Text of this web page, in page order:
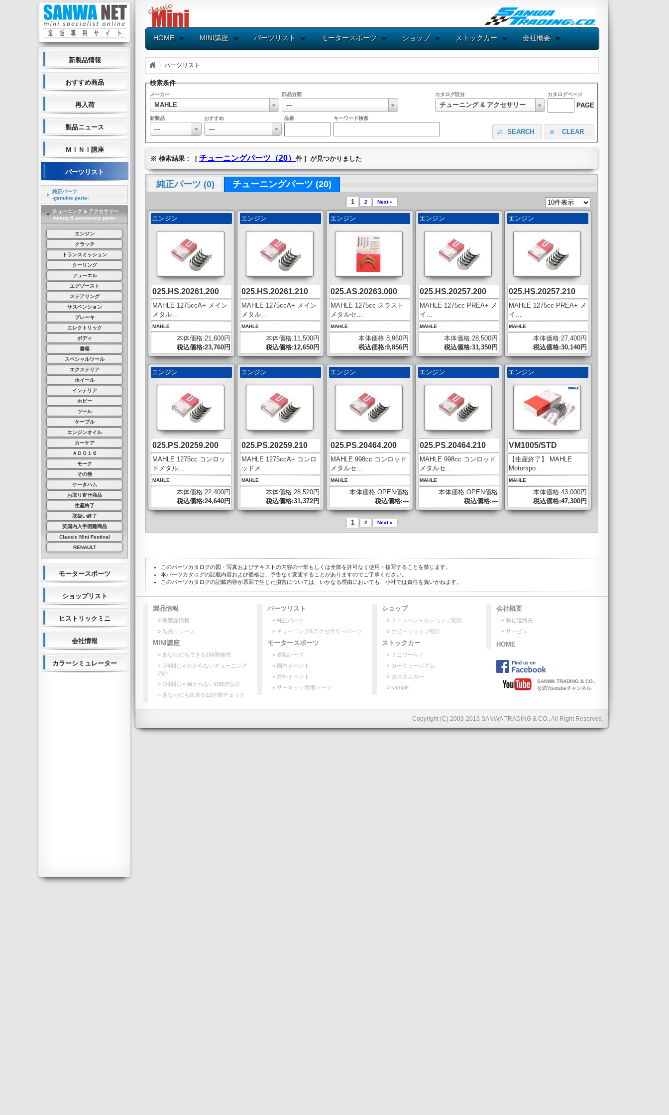
新製品情報
おすすめ商品
再入荷
製品ニュース
ＭＩＮＩ講座
パーツリスト
純正パーツ
-genuine parts-
チューニング & アクセサリー
-tuning & accessory parts-
エンジン
クラッチ
トランスミッション
クーリング
フューエル
エグゾースト
ステアリング
サスペンション
ブレーキ
エレクトリック
ボディ
書籍
スペシャルツール
エクステリア
ホイール
インテリア
ホビー
ツール
ケーブル
エンジンオイル
カーケア
ＡＤＯ１６
モーク
その他
ケータハム
お取り寄せ商品
生産終了
取扱い終了
英国内入手困難商品
Classic Mini Festival
RENAULT
モータースポーツ
ショップリスト
ヒストリックミニ
会社情報
カラーシミュレーター
HOME MINI講座 パーツリスト モータースポーツ ショップ ストックカー 会社概要
パーツリスト
検索条件
メーカー
MAHLE
部品分類
---
カタログページ
PAGE
カタログ区分
チューニング & アクセサリー
新製品
---
おすすめ
---
品番 キーワード検索
SEARCH CLEAR
※ 検索結果： [ チューニングパーツ（20） 件 ] が見つかりました
純正パーツ (0) チューニングパーツ (20)
1 2 Next »
エンジン
025.HS.20261.200
MAHLE 1275ccA+ メイン
メタル…
MAHLE
本体価格:21,600円
税込価格:23,760円
エンジン
025.HS.20261.210
MAHLE 1275ccA+ メイン
メタル…
MAHLE
本体価格:11,500円
税込価格:12,650円
エンジン
025.AS.20263.000
MAHLE 1275cc スラスト
メタルセ…
MAHLE
本体価格:8,960円
税込価格:9,856円
エンジン
025.HS.20257.200
MAHLE 1275cc PREA+ メ
イ…
MAHLE
本体価格:28,500円
税込価格:31,350円
エンジン
025.HS.20257.210
MAHLE 1275cc PREA+ メ
イ…
MAHLE
本体価格:27,400円
税込価格:30,140円
エンジン
025.PS.20259.200
MAHLE 1275cc コンロッ
ドメタル…
MAHLE
本体価格:22,400円
税込価格:24,640円
エンジン
025.PS.20259.210
MAHLE 1275ccA+ コンロ
ッドメ…
MAHLE
本体価格:28,520円
税込価格:31,372円
エンジン
025.PS.20464.200
MAHLE 998cc コンロッド
メタルセ…
MAHLE
本体価格:OPEN価格
税込価格:---
エンジン
025.PS.20464.210
MAHLE 998cc コンロッド
メタルセ…
MAHLE
本体価格:OPEN価格
税込価格:---
エンジン
VM1005/STD
【生産終了】 MAHLE
Motorspo…
MAHLE
本体価格:43,000円
税込価格:47,300円
1 2 Next »
このパーツカタログの図・写真およびテキストの内容の一部もしくは全部を許可なく使用・複写することを禁じます。
本パーツカタログの記載内容および価格は、予告なく変更することがありますのでご了承ください。
このパーツカタログの記載内容が原因で生じた損害については、いかなる理由においても、小社では責任を負いかねます。
製品情報
» 新製品情報
» 製品ニュース
MINI講座
» あなたにもできる1時間修理
» 1時間じゃわからないチューニング
の話
» 1時間じゃ解からないDEEPな話
» あなたにも出来る10分間チェック
パーツリスト
» 純正パーツ
» チューニング&アクセサリーパーツ
モータースポーツ
» 参戦レース
» 国内イベント
» 海外イベント
» サーキット専用パーツ
ショップ
» ミニスペシャルショップ紹介
» ホビーショップ紹介
ストックカー
» ミニワールド
» カーミュージアム
» カスタムカー
» sample
会社概要
» 弊社連絡先
» サービス
HOME
SANWA TRADING & CO.,
公式Youtubeチャンネル
Copyright (C) 2003-2013 SANWA TRADING & CO., All Right Reserved.